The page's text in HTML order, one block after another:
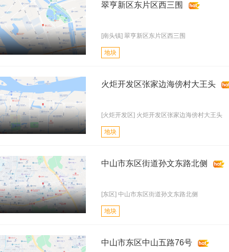
翠亨新区东片区西三围
[南头镇] 翠亨新区东片区西三围
地块
火炬开发区张家边海傍村大王头
[火炬开发区] 火炬开发区张家边海傍村大王头
地块
中山市东区街道孙文东路北侧
[东区] 中山市东区街道孙文东路北侧
地块
中山市东区中山五路76号